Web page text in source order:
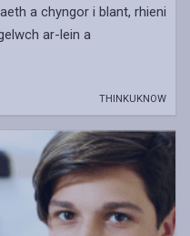
a chyngor i blant, rhieni
ar-lein a
THINKUKNOW